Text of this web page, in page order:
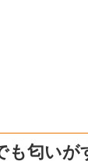
も匂い